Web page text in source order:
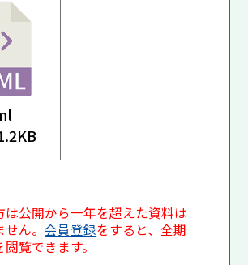
は公開から一年を超えた資料は
せん。会員登録をすると、全期
覧できます。